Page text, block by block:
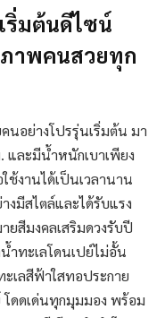
ริ่มต้นดีไซน์
ภาพคนสวยทุก
นอย่างโปรรุ่นเริ่มต้น มา
และมีน้ำหนักเบาเพียง
ช้งานได้เป็นเวลานาน
งมีสไตล์และได้รับแรง
ยสีมงคลเสริมดวงรับปี
ำทะเลโดนเปย์ไม่อั้น
เลสีฟ้าใสทอประกาย
ดดเด่นทุกมุมมอง พร้อม